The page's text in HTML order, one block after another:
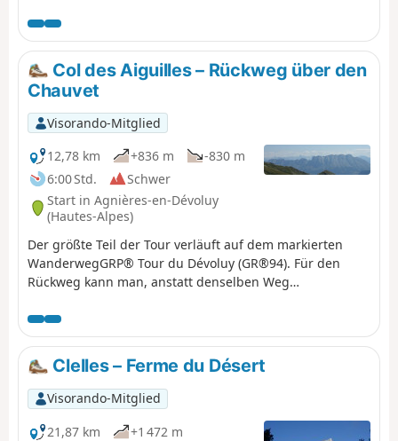
Col des Aiguilles – Rückweg über den
Chauvet
Visorando-Mitglied
12,78 km
+836 m
-830 m
6:00 Std.
Schwer
Start in Agnières-en-Dévoluy
(Hautes-Alpes)
Der größte Teil der Tour verläuft auf dem markierten
WanderwegGRP® Tour du Dévoluy (GR®94). Für den
Rückweg kann man, anstatt denselben Weg
den kleinen Gebirgspass und den Charvet zurückkehren.
Diese Route verläuft abseits der Wege. Diese Variante
sollte nur bei guter Sicht unternommen werden und
erfordert Kenntnisse im Umgang mit Karte und
Kompass, die für das Wandern abseits der Wege
unerlässlich sind. Die Aussicht vom Chauvet auf den
Dévoluy ist wunderschön.
Clelles – Ferme du Désert
Visorando-Mitglied
21,87 km
+1 472 m